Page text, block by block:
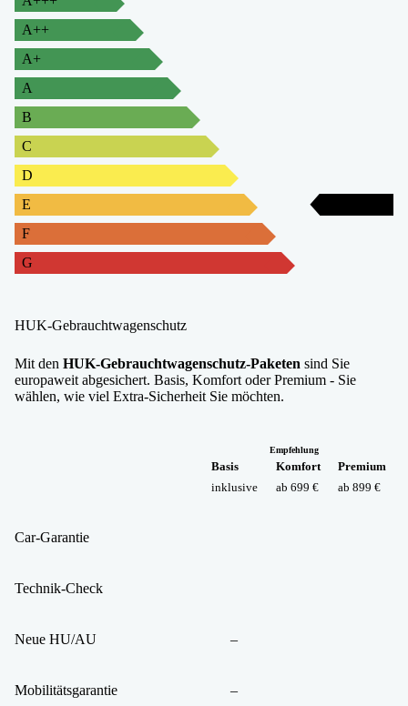
A++
A+
A
B
C
D
E
F
G
HUK-Gebrauchtwagenschutz
Mit den HUK-Gebrauchtwagenschutz-Paketen sind Sie
europaweit abgesichert. Basis, Komfort oder Premium - Sie
wählen, wie viel Extra-Sicherheit Sie möchten.
Basis
inklusive
Empfehlung
Komfort
ab 699 €
Premium
ab 899 €
Car-Garantie
Technik-Check
Neue HU/AU –
Mobilitätsgarantie –